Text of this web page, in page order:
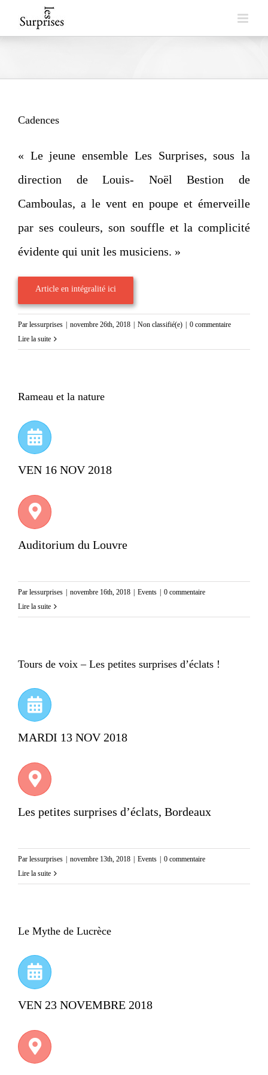
to
Cadences
« Le jeune ensemble Les Surprises, sous la
direction de Louis- Noël Bestion de
Camboulas, a le vent en poupe et émerveille
par ses couleurs, son souffle et la complicité
évidente qui unit les musiciens. »
Article en intégralité ici
Par lessurprises novembre 26th, 2018 Non classifié(e)
0 commentaire
Lire la suite
Rameau et la nature
VEN 16 NOV 2018
Auditorium du Louvre
Par lessurprises | novembre 16th, 2018 | Events | 0 commentaire
Lire la suite
Tours de voix – Les petites surprises d’éclats !
MARDI 13 NOV 2018
Les petites surprises d’éclats, Bordeaux
Par lessurprises novembre 13th, 2018 Events
0 commentaire
Lire la suite
Le Mythe de Lucrèce
VEN 23 NOVEMBRE 2018